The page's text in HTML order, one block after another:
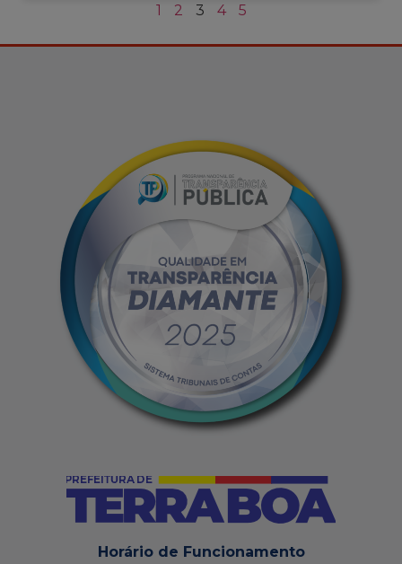
1 2 3 4 5
Horário de Funcionamento